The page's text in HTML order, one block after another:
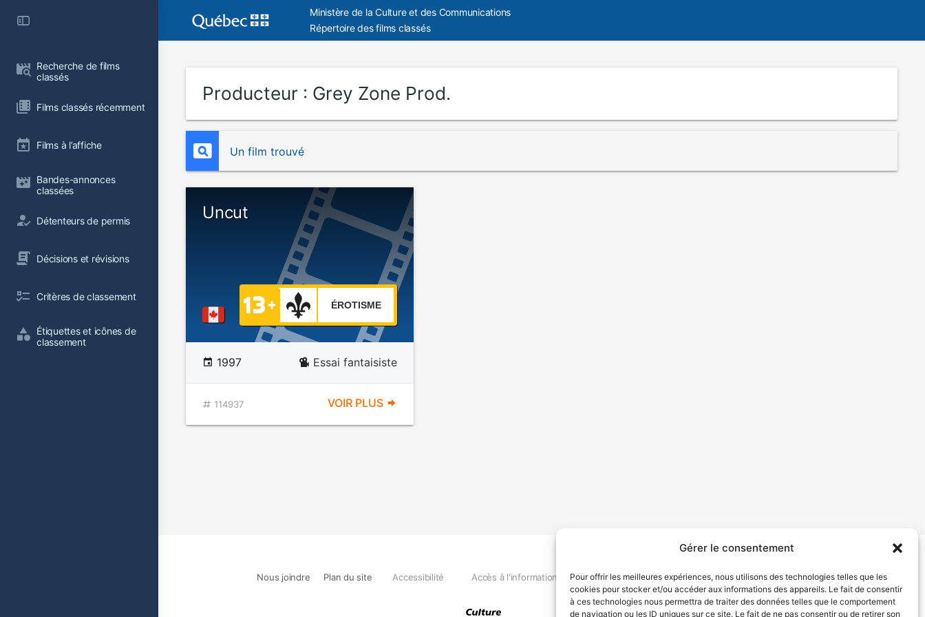
Gérer le consentement
Pour offrir les meilleures expériences, nous utilisons des technologies telles que les
cookies pour stocker et/ou accéder aux informations des appareils. Le fait de consentir
à ces technologies nous permettra de traiter des données telles que le comportement
de navigation ou les ID uniques sur ce site. Le fait de ne pas consentir ou de retirer son
Recherche de films
classés
Films classés récemment
Films à l’affiche
Bandes-annonces
classées
Détenteurs de permis
Décisions et révisions
Critères de classement
Étiquettes et icônes de
classement
Ministère de la Culture et des Communications
Répertoire des films classés
Producteur : Grey Zone Prod.
Un film trouvé
Uncut
ÉROTISME
1997 Essai fantaisiste
114937 VOIR PLUS
Nous joindre Plan du site Accessibilité Accès à l'information Déclaration de services Politique de confidentialité